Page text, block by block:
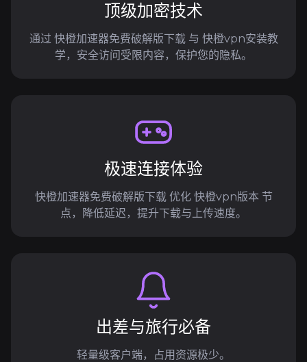
顶级加密技术
通过 快橙加速器免费破解版下载 与 快橙vpn安装教
学，安全访问受限内容，保护您的隐私。
极速连接体验
快橙加速器免费破解版下载 优化 快橙vpn版本 节
点，降低延迟，提升下载与上传速度。
出差与旅行必备
轻量级客户端，占用资源极少。